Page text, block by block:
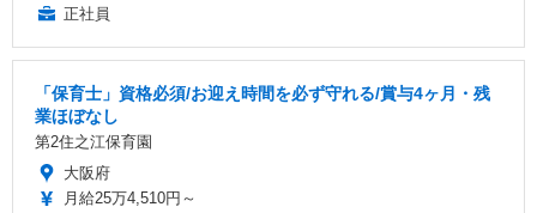
正社員
「保育士」資格必須/お迎え時間を必ず守れる/賞与4ヶ月・残
業ほぼなし
第2住之江保育園
大阪府
月給25万4,510円～